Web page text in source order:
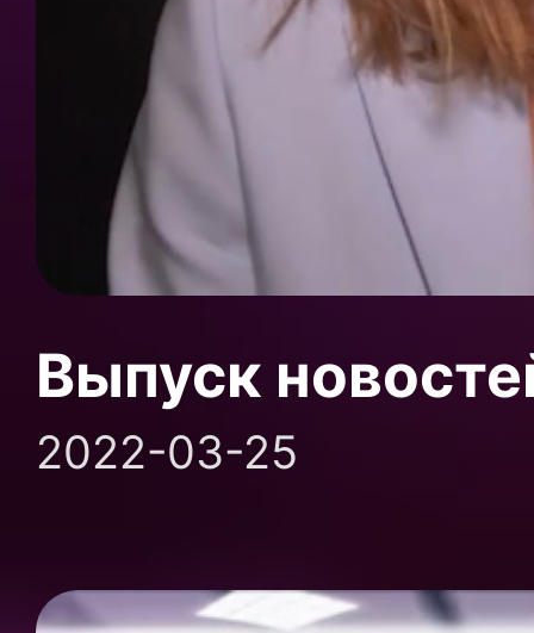
Выпуск
2022-03-25